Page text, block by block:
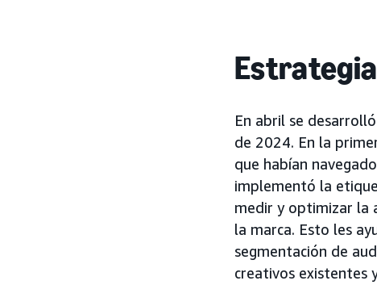
Estrategia
En abril se
de 2024. En la
que habían
implementó la
medir y optimizar la
la marca. Esto les
segmentación de
creativos existentes